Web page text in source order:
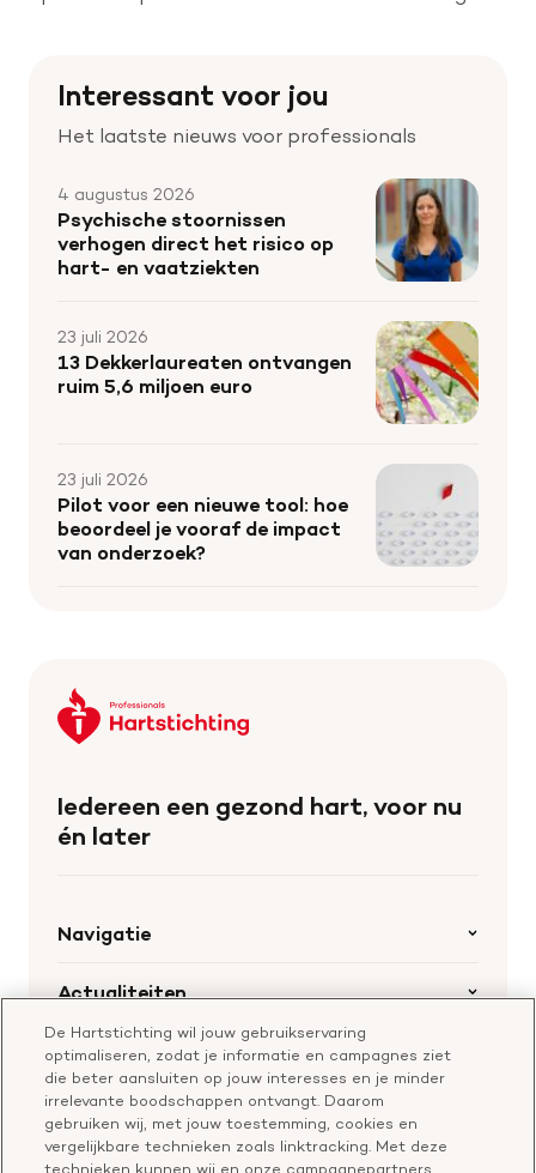
Interessant voor jou
Het laatste nieuws voor professionals
4 augustus 2026
Psychische stoornissen
verhogen direct het risico op
hart- en vaatziekten
23 juli 2026
13 Dekkerlaureaten ontvangen
ruim 5,6 miljoen euro
23 juli 2026
Pilot voor een nieuwe tool: hoe
beoordeel je vooraf de impact
van onderzoek?
Keer
terug
homepage
Iedereen een gezond hart, voor nu
én later
Navigatie
Samenwerking en financiering
Onze missie
Actualiteiten
Nieuws
Nieuwsbrief voor professionals
Hartstichting.nl
Publiekswebsite Hartstichting.nl
Over de Hartstichting
Contact
Contactgegevens
De Hartstichting wil jouw gebruikservaring
optimaliseren, zodat je informatie en campagnes ziet
die beter aansluiten op jouw interesses en je minder
irrelevante boodschappen ontvangt. Daarom
gebruiken wij, met jouw toestemming, cookies en
vergelijkbare technieken zoals linktracking. Met deze
technieken kunnen wij en onze campagnepartners